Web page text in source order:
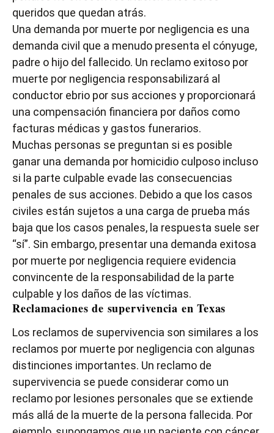
queridos que quedan atrás.
Una demanda por muerte por negligencia es una
demanda civil que a menudo presenta el cónyuge,
padre o hijo del fallecido. Un reclamo exitoso por
muerte por negligencia responsabilizará al
conductor ebrio por sus acciones y proporcionará
una compensación financiera por daños como
facturas médicas y gastos funerarios.
Muchas personas se preguntan si es posible
ganar una demanda por homicidio culposo incluso
si la parte culpable evade las consecuencias
penales de sus acciones. Debido a que los casos
civiles están sujetos a una carga de prueba más
baja que los casos penales, la respuesta suele ser
“sí”. Sin embargo, presentar una demanda exitosa
por muerte por negligencia requiere evidencia
convincente de la responsabilidad de la parte
culpable y los daños de las víctimas.
Reclamaciones de supervivencia en Texas
Los reclamos de supervivencia son similares a los
reclamos por muerte por negligencia con algunas
distinciones importantes. Un reclamo de
supervivencia se puede considerar como un
reclamo por lesiones personales que se extiende
más allá de la muerte de la persona fallecida. Por